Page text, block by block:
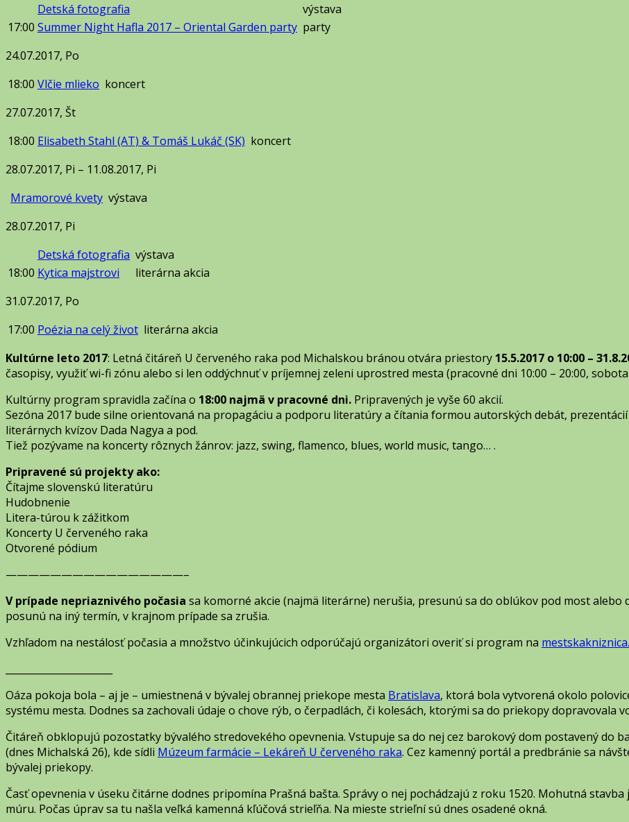
Detská fotografia
výstava
17:00 Summer Night Hafla 2017 – Oriental Garden party party
24.07.2017, Po
18:00 Vlčie mlieko koncert
27.07.2017, Št
18:00 Elisabeth Stahl (AT) & Tomáš Lukáč (SK) koncert
28.07.2017, Pi – 11.08.2017, Pi
Mramorové kvety výstava
28.07.2017, Pi
Detská fotografia výstava
18:00 Kytica majstrovi
literárna akcia
31.07.2017, Po
17:00 Poézia na celý život literárna akcia
Kultúrne leto 2017: Letná čitáreň U červeného raka pod Michalskou bránou otvára priestory 15.5.2017 o 10:00 –
časopisy, využiť wi-fi zónu alebo si len oddýchnuť v príjemnej zeleni uprostred mesta (pracovné dni 10:00 – 20:00,
Kultúrny program spravidla začína o 18:00 najmä v pracovné dni. Pripravených je vyše 60 akcií.
Sezóna 2017 bude silne orientovaná na propagáciu a podporu literatúry a čítania formou autorských debát,
literárnych kvízov Dada Nagya a pod.
Tiež pozývame na koncerty rôznych žánrov: jazz, swing, flamenco, blues, world music, tango… .
Pripravené sú projekty ako:
Čítajme slovenskú literatúru
Hudobnenie
Litera-túrou k zážitkom
Koncerty U červeného raka
Otvorené pódium
————————————————–
V prípade nepriaznivého počasia sa komorné akcie (najmä literárne) nerušia, presunú sa do oblúkov pod most alebo
posunú na iný termín, v krajnom prípade sa zrušia.
Vzhľadom na nestálosť počasia a množstvo účinkujúcich odporúčajú organizátori overiť si program na
Oáza pokoja bola – aj je – umiestnená v bývalej obrannej priekope mesta Bratislava, ktorá bola vytvorená okolo
systému mesta. Dodnes sa zachovali údaje o chove rýb, o čerpadlách, či kolesách, ktorými sa do priekopy dopravovala
Čitáreň obklopujú pozostatky bývalého stredovekého opevnenia. Vstupuje sa do nej cez barokový dom postavený do
(dnes Michalská 26), kde sídli Múzeum farmácie – Lekáreň U červeného raka. Cez kamenný portál a predbránie sa
bývalej priekopy.
Časť opevnenia v úseku čitárne dodnes pripomína Prašná bašta. Správy o nej pochádzajú z roku 1520. Mohutná
múru. Počas úprav sa tu našla veľká kamenná kľúčová strieľňa. Na mieste strieľní sú dnes osadené okná.